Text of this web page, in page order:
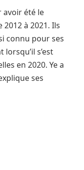
avoir été le
à 2021. Ils
connu pour ses
s’est
en 2020. Ye a
ses